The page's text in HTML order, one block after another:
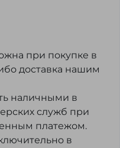
при покупке в
доставка нашим
наличными в
служб при
платежом.
в